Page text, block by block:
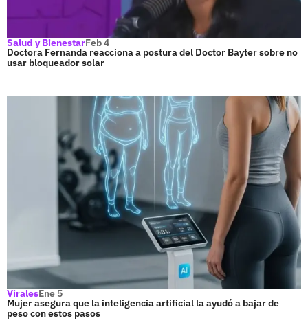
Salud y BienestarFeb 4
Doctora Fernanda reacciona a postura del Doctor Bayter sobre no
usar bloqueador solar
ViralesEne 5
Mujer asegura que la inteligencia artificial la ayudó a bajar de
peso con estos pasos